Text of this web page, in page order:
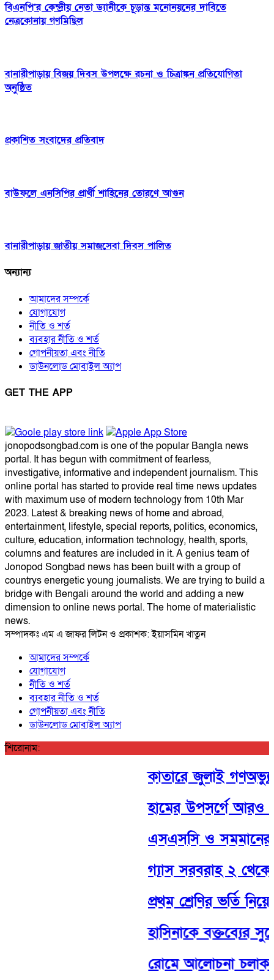
বিএনপি’র কেন্দ্রীয় নেতা ড্যানীকে চূড়ান্ত মনোনয়নের দাবিতে
নেত্রকোনায় গণমিছিল
বানারীপাড়ায় বিজয় দিবস উপলক্ষে রচনা ও চিত্রাঙ্কন প্রতিযোগিতা
অনুষ্ঠিত
প্রকাশিত সংবাদের প্রতিবাদ
বাউফলে এনসিপির প্রার্থী শাহিনের তোরণে আগুন
বানারীপাড়ায় জাতীয় সমাজসেবা দিবস পালিত
অন্যান্য
আমাদের সম্পর্কে
যোগাযোগ
নীতি ও শর্ত
ব্যবহার নীতি ও শর্ত
গোপনীয়তা এবং নীতি
ডাউনলোড মোবাইল অ্যাপ
GET THE APP
jonopodsongbad.com is one of the popular Bangla news
portal. It has begun with commitment of fearless,
investigative, informative and independent journalism. This
online portal has started to provide real time news updates
with maximum use of modern technology from 10th Mar
2023. Latest & breaking news of home and abroad,
entertainment, lifestyle, special reports, politics, economics,
culture, education, information technology, health, sports,
columns and features are included in it. A genius team of
Jonopod Songbad news has been built with a group of
countrys energetic young journalists. We are trying to build a
bridge with Bengali around the world and adding a new
dimension to online news portal. The home of materialistic
news.
সম্পাদকঃ এম এ জাফর লিটন ও প্রকাশক: ইয়াসমিন খাতুন
আমাদের সম্পর্কে
যোগাযোগ
নীতি ও শর্ত
ব্যবহার নীতি ও শর্ত
গোপনীয়তা এবং নীতি
ডাউনলোড মোবাইল অ্যাপ
শিরোনাম:
কাতারে জুলাই
হামের উপসর্গে আরও
এসএসসি ও সমমানের
গ্যাস সরবরাহ ২ থেকে ৩
প্রথম শ্রেণির ভর্তি
হাসিনাকে বক্তব্যের
রোমে আলোচনা